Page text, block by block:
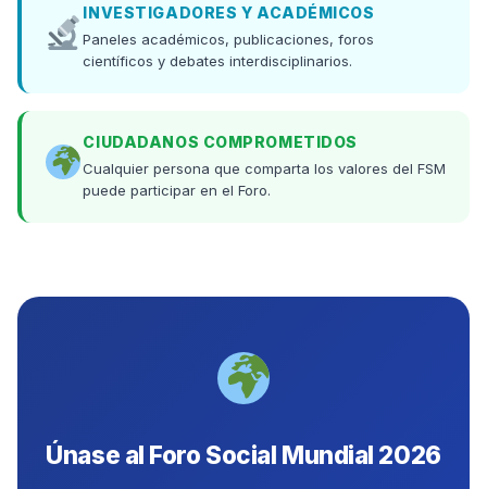
INVESTIGADORES Y ACADÉMICOS
Paneles académicos, publicaciones, foros
científicos y debates interdisciplinarios.
CIUDADANOS COMPROMETIDOS
Cualquier persona que comparta los valores del FSM
puede participar en el Foro.
Únase al Foro Social Mundial 2026